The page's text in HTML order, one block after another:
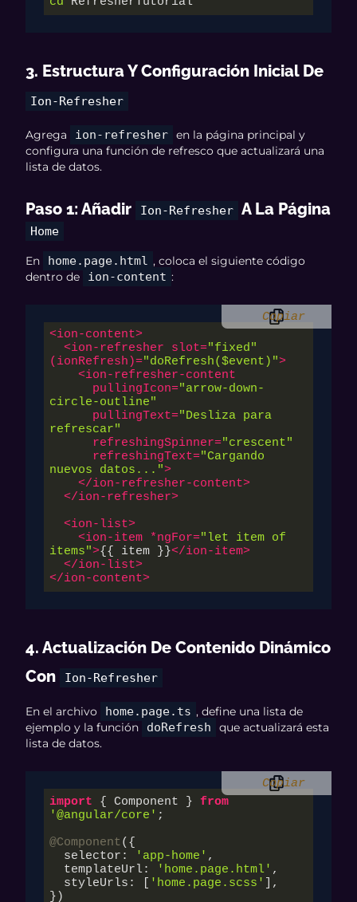
3. Estructura Y Configuración Inicial De
Ion-Refresher
Agrega ion-refresher en la página principal y
configura una función de refresco que actualizará una
lista de datos.
Paso 1: Añadir Ion-Refresher A La Página
Home
En home.page.html , coloca el siguiente código
dentro de
ion-content :
Copiar
<ion-content>
<ion-refresher slot="fixed"
( ionRefresh )="doRefresh($event)">
<ion-refresher-content
pullingIcon="arrow-down-
circle-outline"
pullingText="Desliza para
refrescar"
refreshingSpinner="crescent"
refreshingText="Cargando
nuevos datos...">
</ion-refresher-content>
</ion-refresher>
<ion-list>
<ion-item *ngFor="let item of
items">{{ item }}</ion-item>
</ion-list>
</ion-content>
4. Actualización De Contenido Dinámico
Con
Ion-Refresher
En el archivo home.page.ts , define una lista de
ejemplo y la función
doRefresh
que actualizará esta
lista de datos.
Copiar
import { Component } from
'@angular/core' ;
@Component({
  selector:
'app-home' ,
  templateUrl:
'home.page.html' ,
  styleUrls: [
'home.page.scss'
],